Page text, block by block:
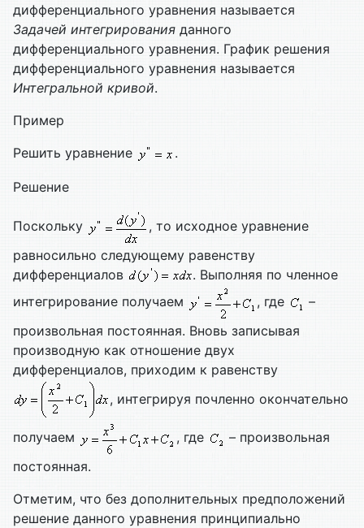
дифференциального уравнения называется
Задачей интегрирования данного
дифференциального уравнения. График решения
дифференциального уравнения называется
Интегральной кривой.
Пример
Решить уравнение
.
Решение
Поскольку
, то исходное уравнение
равносильно следующему равенству
дифференциалов
. Выполняя по членное
интегрирование получаем
, где
–
произвольная постоянная. Вновь записывая
производную как отношение двух
дифференциалов, приходим к равенству
, интегрируя почленно окончательно
получаем , где
– произвольная
постоянная.
Отметим, что без дополнительных предположений
решение данного уравнения принципиально